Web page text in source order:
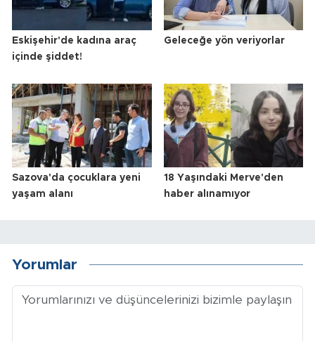
Eskişehir'de kadına araç
içinde şiddet!
Geleceğe yön veriyorlar
Sazova'da çocuklara yeni
yaşam alanı
18 Yaşındaki Merve'den
haber alınamıyor
Yorumlar